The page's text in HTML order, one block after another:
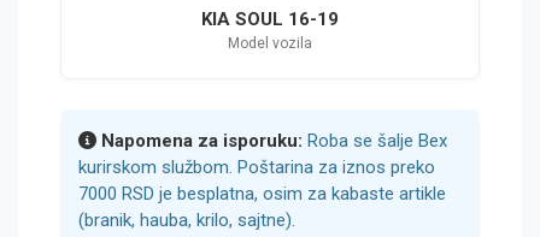
KIA SOUL 16-19
Model vozila
Napomena za isporuku: Roba se šalje Bex
kurirskom službom. Poštarina za iznos preko
7000 RSD je besplatna, osim za kabaste artikle
(branik, hauba, krilo, sajtne).